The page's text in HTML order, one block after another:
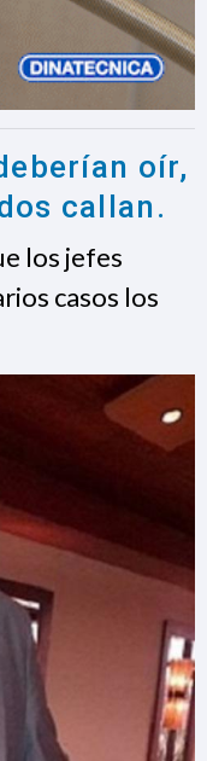
oír,
callan.
los jefes
casos los